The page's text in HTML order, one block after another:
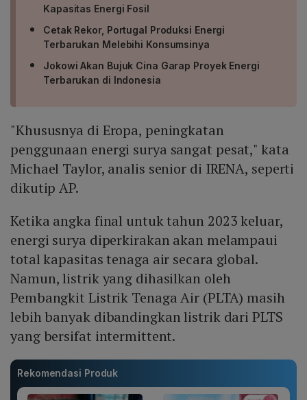
Kapasitas Energi Fosil
Cetak Rekor, Portugal Produksi Energi
Terbarukan Melebihi Konsumsinya
Jokowi Akan Bujuk Cina Garap Proyek Energi
Terbarukan di Indonesia
"Khususnya di Eropa, peningkatan
penggunaan energi surya sangat pesat," kata
Michael Taylor, analis senior di IRENA, seperti
dikutip AP.
Ketika angka final untuk tahun 2023 keluar,
energi surya diperkirakan akan melampaui
total kapasitas tenaga air secara global.
Namun, listrik yang dihasilkan oleh
Pembangkit Listrik Tenaga Air (PLTA) masih
lebih banyak dibandingkan listrik dari PLTS
yang bersifat intermittent.
Rekomendasi Produk